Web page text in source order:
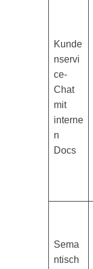
Kunde
nservi
ce-
Chat
mit
interne
n
Docs
Sema
ntisch